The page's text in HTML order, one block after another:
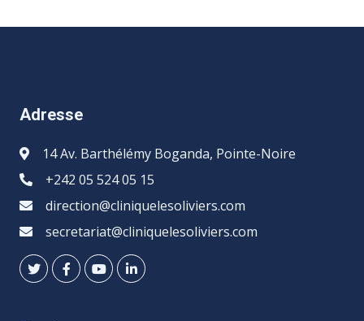
Adresse
14 Av. Barthélémy Boganda, Pointe-Noire
+242 05 524 05 15
direction@cliniquelesoliviers.com
secretariat@cliniquelesoliviers.com